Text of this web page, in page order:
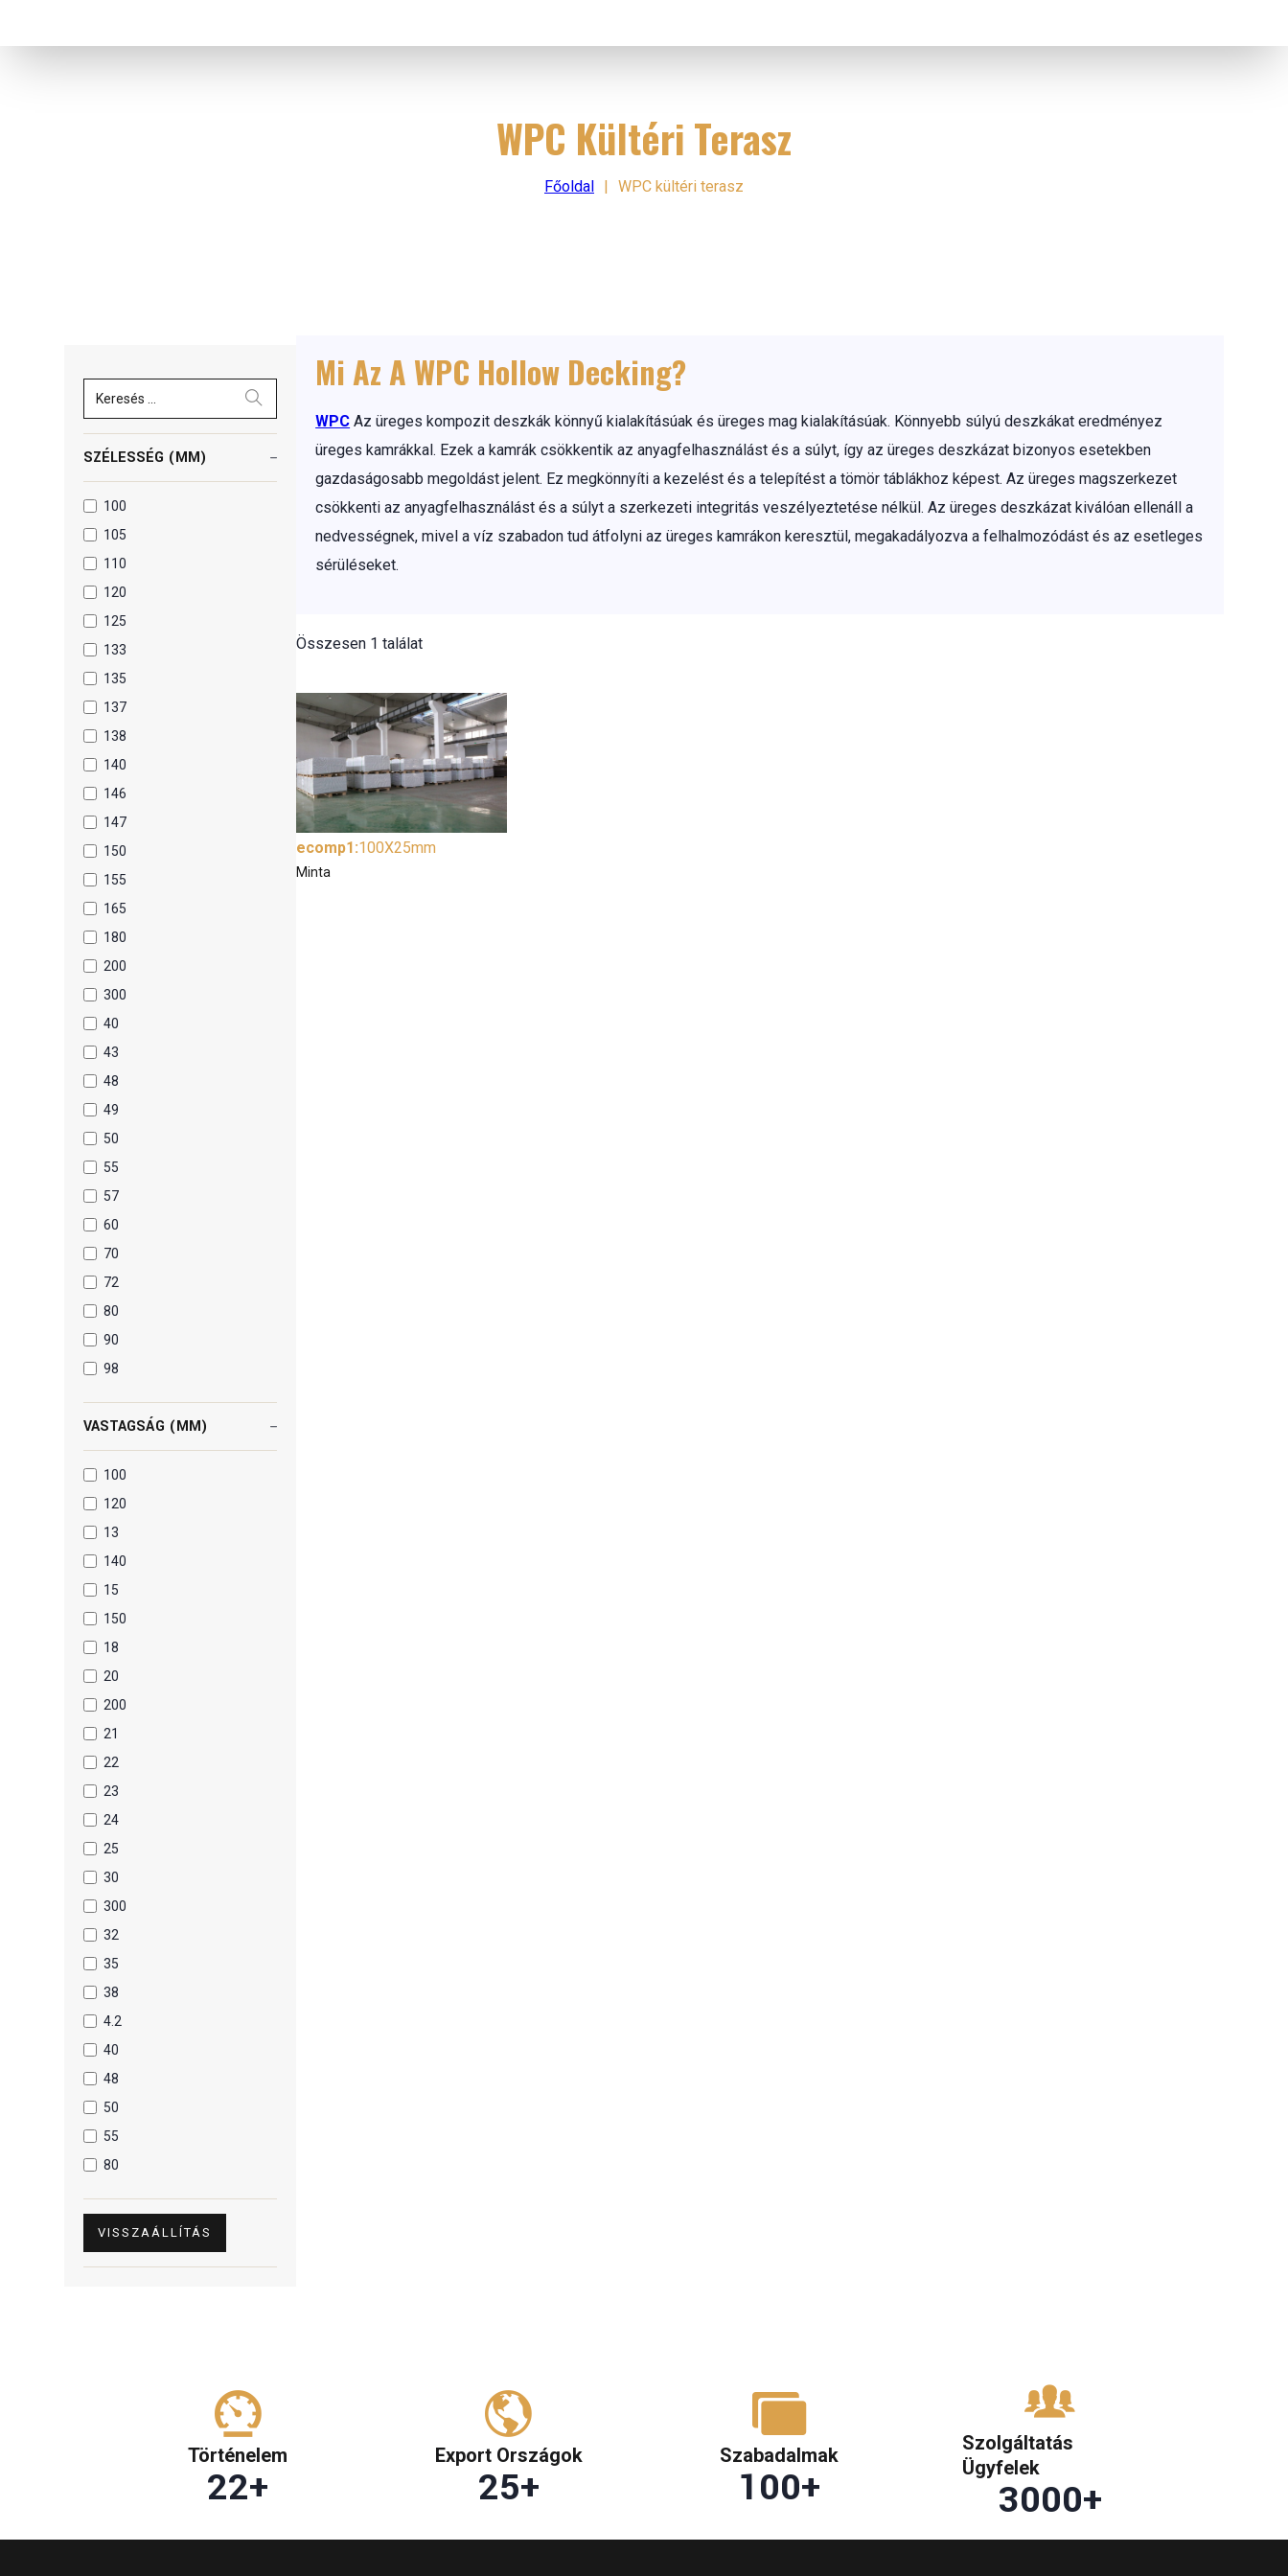
WPC Kültéri Terasz
Főoldal | WPC kültéri terasz
SZÉLESSÉG (MM)
100
105
110
120
125
133
135
137
138
140
146
147
150
155
165
180
200
300
40
43
48
49
50
55
57
60
70
72
80
90
98
VASTAGSÁG (MM)
100
120
13
140
15
150
18
20
200
21
22
23
24
25
30
300
32
35
38
4.2
40
48
50
55
80
VISSZAÁLLÍTÁS
Mi Az A WPC Hollow Decking?
WPC Az üreges kompozit deszkák könnyű kialakításúak és üreges mag kialakításúak. Könnyebb súlyú deszkákat eredményez
üreges kamrákkal. Ezek a kamrák csökkentik az anyagfelhasználást és a súlyt, így az üreges deszkázat bizonyos esetekben
gazdaságosabb megoldást jelent. Ez megkönnyíti a kezelést és a telepítést a tömör táblákhoz képest. Az üreges magszerkezet
csökkenti az anyagfelhasználást és a súlyt a szerkezeti integritás veszélyeztetése nélkül. Az üreges deszkázat kiválóan ellenáll a
nedvességnek, mivel a víz szabadon tud átfolyni az üreges kamrákon keresztül, megakadályozva a felhalmozódást és az esetleges
sérüléseket.
Összesen 1 találat
ecomp1 :100X25mm
Minta
Történelem
22+
Export Országok
25+
Szabadalmak
100+
Szolgáltatás
Ügyfelek
3000+